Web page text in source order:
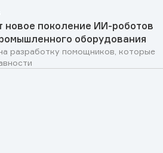
новое поколение ИИ-роботов
оборудования
разработку помощников, которые